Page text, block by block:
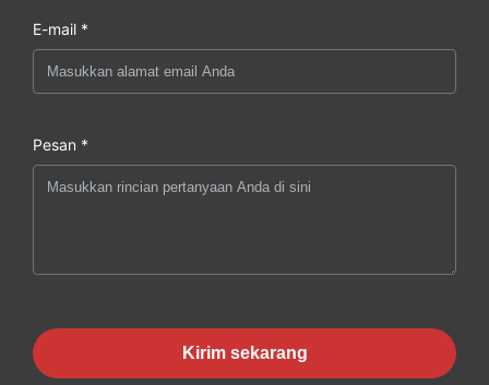
E-mail *
Pesan *
Kirim sekarang